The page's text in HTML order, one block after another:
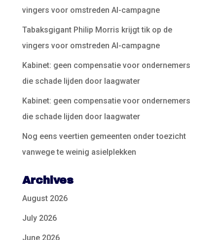
vingers voor omstreden AI-campagne
Tabaksgigant Philip Morris krijgt tik op de
vingers voor omstreden AI-campagne
Kabinet: geen compensatie voor ondernemers
die schade lijden door laagwater
Kabinet: geen compensatie voor ondernemers
die schade lijden door laagwater
Nog eens veertien gemeenten onder toezicht
vanwege te weinig asielplekken
Archives
August 2026
July 2026
June 2026